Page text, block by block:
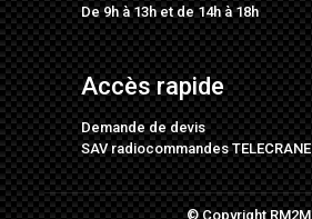
De 9h à 13h et de 14h à 18h
Accès rapide
Demande de devis
SAV radiocommandes TELECRANE
© Copyright RM2M